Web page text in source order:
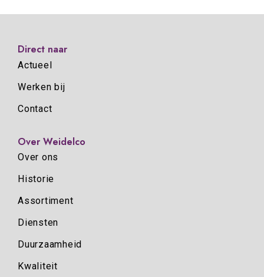
Direct naar
Actueel
Werken bij
Contact
Over Weidelco
Over ons
Historie
Assortiment
Diensten
Duurzaamheid
Kwaliteit